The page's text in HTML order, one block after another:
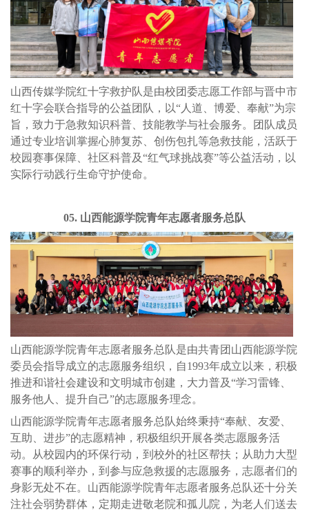
山西传媒学院红十字救护队是由校团委志愿工作部与晋中市
红十字会联合指导的公益团队，以“人道、博爱、奉献”为宗
旨，致力于急救知识科普、技能教学与社会服务。团队成员
通过专业培训掌握心肺复苏、创伤包扎等急救技能，活跃于
校园赛事保障、社区科普及“红气球挑战赛”等公益活动，以
实际行动践行生命守护使命。
05. 山西能源学院青年志愿者服务总队
山西能源学院青年志愿者服务总队是由共青团山西能源学院
委员会指导成立的志愿服务组织，自1993年成立以来，积极
推进和谐社会建设和文明城市创建，大力普及“学习雷锋、
服务他人、提升自己”的志愿服务理念。
山西能源学院青年志愿者服务总队始终秉持“奉献、友爱、
互助、进步”的志愿精神，积极组织开展各类志愿服务活
动。从校园内的环保行动，到校外的社区帮扶；从助力大型
赛事的顺利举办，到参与应急救援的志愿服务，志愿者们的
身影无处不在。山西能源学院青年志愿者服务总队还十分关
注社会弱势群体，定期走进敬老院和孤儿院，为老人们送去